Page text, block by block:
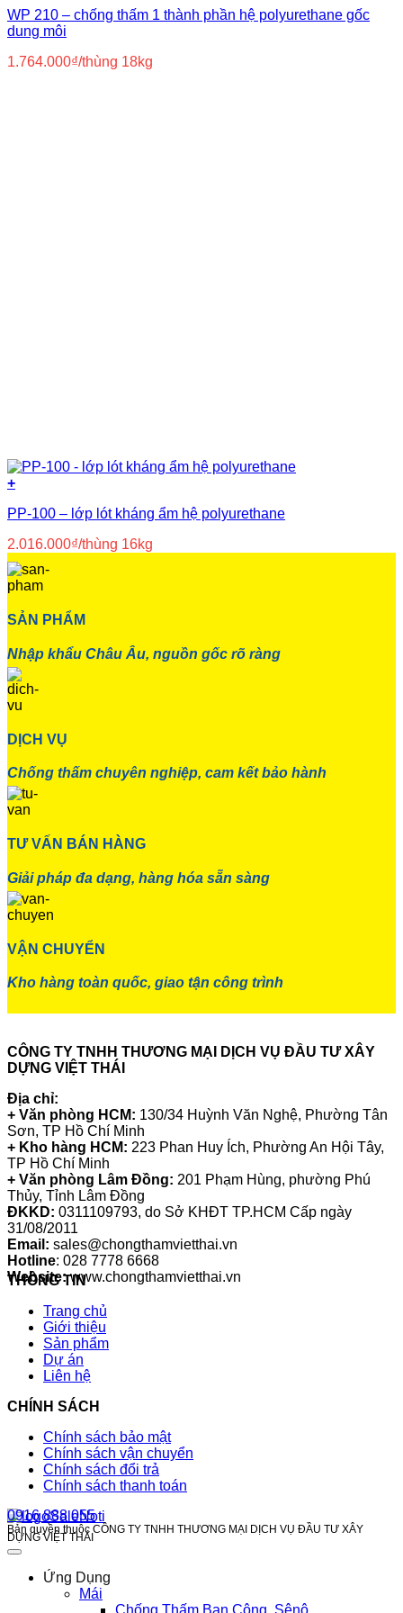
WP 210 – chống thấm 1 thành phần hệ polyurethane gốc
dung môi
1.764.000₫/thùng 18kg
+
PP-100 – lớp lót kháng ẩm hệ polyurethane
2.016.000₫/thùng 16kg
SẢN PHẨM
Nhập khẩu Châu Âu, nguồn gốc rõ ràng
DỊCH VỤ
Chống thấm chuyên nghiệp, cam kết bảo hành
TƯ VẤN BÁN HÀNG
Giải pháp đa dạng, hàng hóa sẵn sàng
VẬN CHUYỂN
Kho hàng toàn quốc, giao tận công trình
CÔNG TY TNHH THƯƠNG MẠI DỊCH VỤ ĐẦU TƯ XÂY
DỰNG VIỆT THÁI
Địa chỉ:
+ Văn phòng HCM: 130/34 Huỳnh Văn Nghệ, Phường Tân
Sơn, TP Hồ Chí Minh
+ Kho hàng HCM: 223 Phan Huy Ích, Phường An Hội Tây,
TP Hồ Chí Minh
+ Văn phòng Lâm Đồng: 201 Phạm Hùng, phường Phú
Thủy, Tỉnh Lâm Đồng
ĐKKD: 0311109793, do Sở KHĐT TP.HCM Cấp ngày
31/08/2011
Email: sales@chongthamvietthai.vn
Hotline: 028 7778 6668
Website:www.chongthamvietthai.vn
THÔNG TIN
Trang chủ
Giới thiệu
Sản phẩm
Dự án
Liên hệ
CHÍNH SÁCH
Chính sách bảo mật
Chính sách vận chuyển
Chính sách đổi trả
Chính sách thanh toán
0916 888 055
Bản quyền thuộc CÔNG TY TNHH THƯƠNG MẠI DỊCH VỤ ĐẦU TƯ XÂY
DỰNG VIỆT THÁI
Ứng Dụng
Mái